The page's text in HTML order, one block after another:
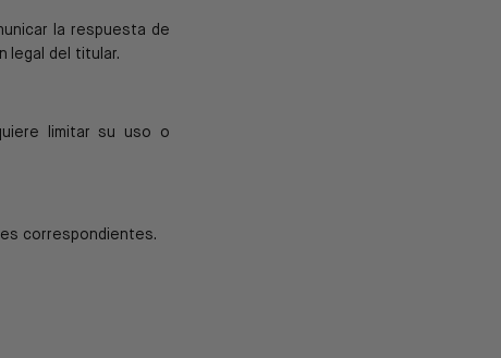
la respuesta de
legal del titular.
limitar su uso o
correspondientes.